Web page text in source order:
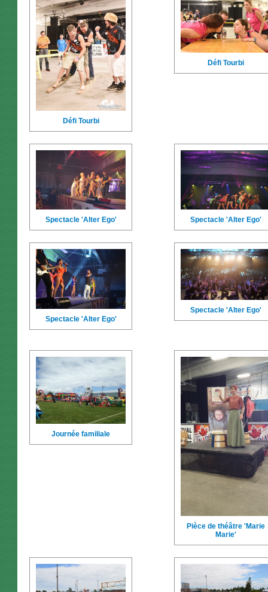
Défi Tourbi
Défi Tourbi
Spectacle 'Alter Ego' Spectacle 'Alter Ego'
Spectacle 'Alter Ego'
Spectacle 'Alter Ego'
Journée familiale
Pièce de théâtre 'Marie
Marie'